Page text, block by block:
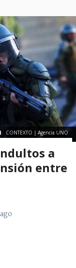
CONTEXTO | Agencia UNO
a
entre